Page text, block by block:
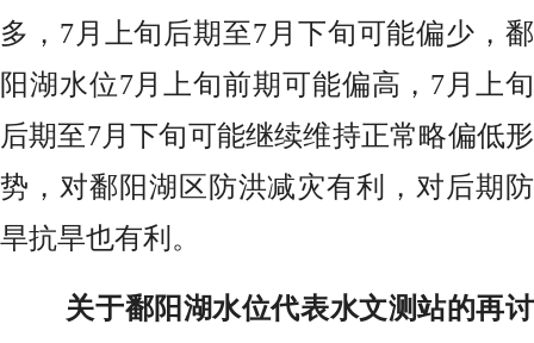
多，7月上旬后期至7月下旬可能偏少，鄱
阳湖水位7月上旬前期可能偏高，7月上旬
后期至7月下旬可能继续维持正常略偏低形
势，对鄱阳湖区防洪减灾有利，对后期防
旱抗旱也有利。
关于鄱阳湖水位代表水文测站的再讨